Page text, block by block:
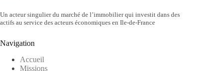
Un acteur singulier du marché de l’immobilier qui investit dans des
actifs au service des acteurs économiques en Ile-de-France
Navigation
Accueil
Missions